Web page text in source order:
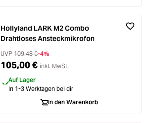
Hollyland LARK M2 Combo
Drahtloses Ansteckmikrofon
UVP 109,48 €-4%
105,00 € inkl. MwSt.
Auf Lager
In 1-3 Werktagen bei dir
In den Warenkorb